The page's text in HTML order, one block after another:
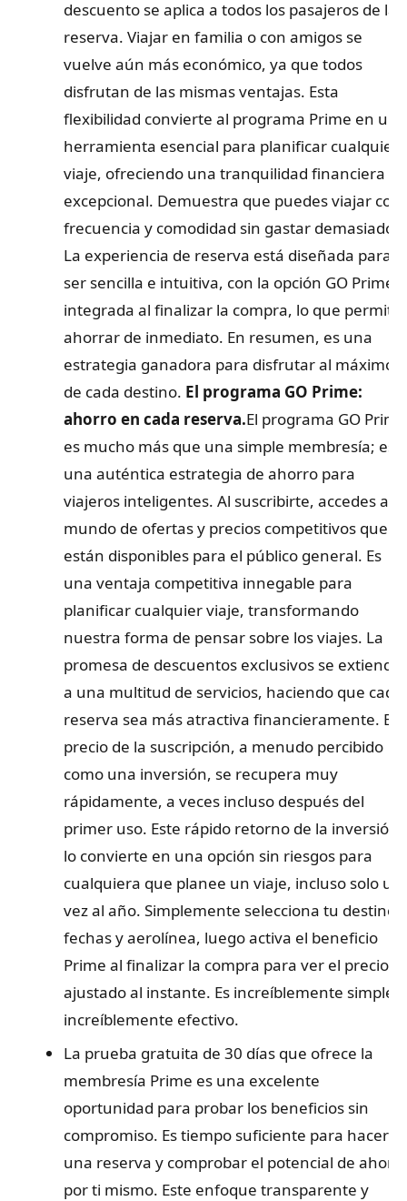
descuento se aplica a todos los pasajeros de la
reserva. Viajar en familia o con amigos se
vuelve aún más económico, ya que todos
disfrutan de las mismas ventajas. Esta
flexibilidad convierte al programa Prime en una
herramienta esencial para planificar cualquier
viaje, ofreciendo una tranquilidad financiera
excepcional. Demuestra que puedes viajar con
frecuencia y comodidad sin gastar demasiado.
La experiencia de reserva está diseñada para
ser sencilla e intuitiva, con la opción GO Prime
integrada al finalizar la compra, lo que permite
ahorrar de inmediato. En resumen, es una
estrategia ganadora para disfrutar al máximo
de cada destino. El programa GO Prime:
ahorro en cada reserva.El programa GO Prime
es mucho más que una simple membresía; es
una auténtica estrategia de ahorro para
viajeros inteligentes. Al suscribirte, accedes a
mundo de ofertas y precios competitivos que
están disponibles para el público general. Es
una ventaja competitiva innegable para
planificar cualquier viaje, transformando
nuestra forma de pensar sobre los viajes. La
promesa de descuentos exclusivos se extiende
a una multitud de servicios, haciendo que cada
reserva sea más atractiva financieramente. El
precio de la suscripción, a menudo percibido
como una inversión, se recupera muy
rápidamente, a veces incluso después del
primer uso. Este rápido retorno de la inversión
lo convierte en una opción sin riesgos para
cualquiera que planee un viaje, incluso solo
vez al año. Simplemente selecciona tu destino,
fechas y aerolínea, luego activa el beneficio
Prime al finalizar la compra para ver el precio
ajustado al instante. Es increíblemente simple e
increíblemente efectivo.
La prueba gratuita de 30 días que ofrece la
membresía Prime es una excelente
oportunidad para probar los beneficios sin
compromiso. Es tiempo suficiente para hacer
una reserva y comprobar el potencial de
por ti mismo. Este enfoque transparente y